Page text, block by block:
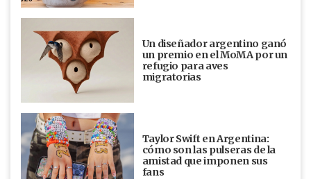
Un diseñador argentino ganó
un premio en el MoMA por un
refugio para aves
migratorias
Taylor Swift en Argentina:
cómo son las pulseras de la
amistad que imponen sus
fans